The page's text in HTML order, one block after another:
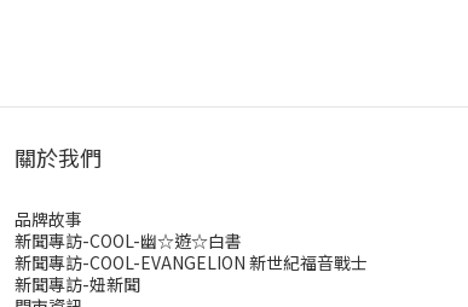
關於我們
品牌故事
新聞專訪-COOL-幽☆遊☆白書
新聞專訪-COOL-EVANGELION 新世紀福音戰士
新聞專訪-妞新聞